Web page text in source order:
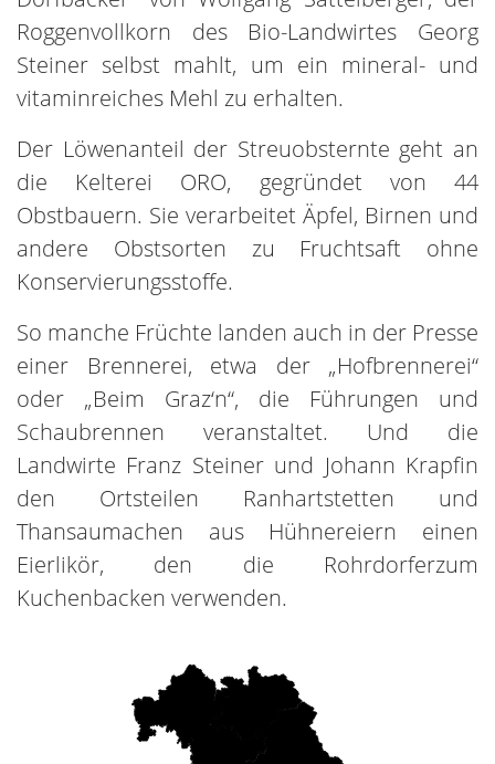
Roggenvollkorn des Bio-Landwirtes Georg
Steiner selbst mahlt, um ein mineral- und
vitaminreiches Mehl zu erhalten.
Der Löwenanteil der Streuobsternte geht an
die Kelterei ORO, gegründet von 44
Obstbauern. Sie verarbeitet Äpfel, Birnen und
andere Obstsorten zu Fruchtsaft ohne
Konservierungsstoffe.
So manche Früchte landen auch in der Presse
einer Brennerei, etwa der „Hofbrennerei“
oder „Beim Graz‘n“, die Führungen und
Schaubrennen veranstaltet. Und die
Landwirte Franz Steiner und Johann Krapfin
den Ortsteilen Ranhartstetten und
Thansaumachen aus Hühnereiern einen
Eierlikör, den die Rohrdorferzum
Kuchenbacken verwenden.